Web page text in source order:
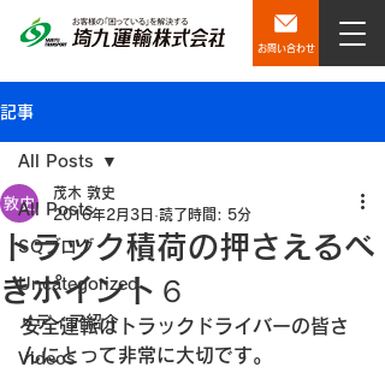
お問い合わせ
記事
All Posts
SQブログ
Uncategorized
メディア紹介
Videos
All Posts
トラック積荷の押さえるべ
きポイント６
茂木 敦史
2016年2月3日 読了時間: 5分
安全運転はトラックドライバーの皆さ
んにとって非常に大切です。